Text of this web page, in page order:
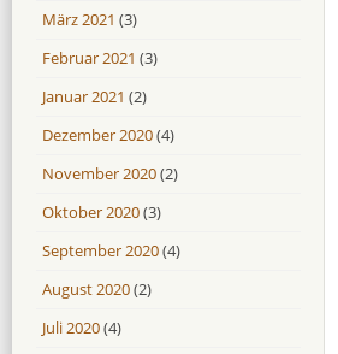
März 2021 (3)
Februar 2021 (3)
Januar 2021 (2)
Dezember 2020(4)
November 2020(2)
Oktober 2020(3)
September 2020(4)
August 2020(2)
Juli 2020(4)